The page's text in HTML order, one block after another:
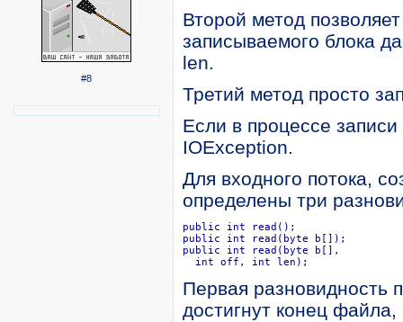
#8
Второй метод
записываемого блока
len.
Третий метод просто
Если в процессе
IOException.
Для входного потока,
определены три
public int read();
public int read(byte b[]);
public int read(byte b[],
  int off, int len);
Первая разновидность
достигнут конец